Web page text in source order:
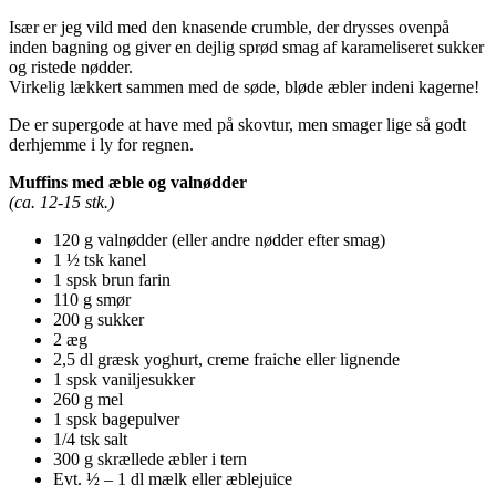
Især er jeg vild med den knasende crumble, der drysses ovenpå
inden bagning og giver en dejlig sprød smag af karameliseret sukker
og ristede nødder.
Virkelig lækkert sammen med de søde, bløde æbler indeni kagerne!
De er supergode at have med på skovtur, men smager lige så godt
derhjemme i ly for regnen.
Muffins med æble og valnødder
(ca. 12-15 stk.)
120 g valnødder (eller andre nødder efter smag)
1 ½ tsk kanel
1 spsk brun farin
110 g smør
200 g sukker
2 æg
2,5 dl græsk yoghurt, creme fraiche eller lignende
1 spsk vaniljesukker
260 g mel
1 spsk bagepulver
1/4 tsk salt
300 g skrællede æbler i tern
Evt. ½ – 1 dl mælk eller æblejuice